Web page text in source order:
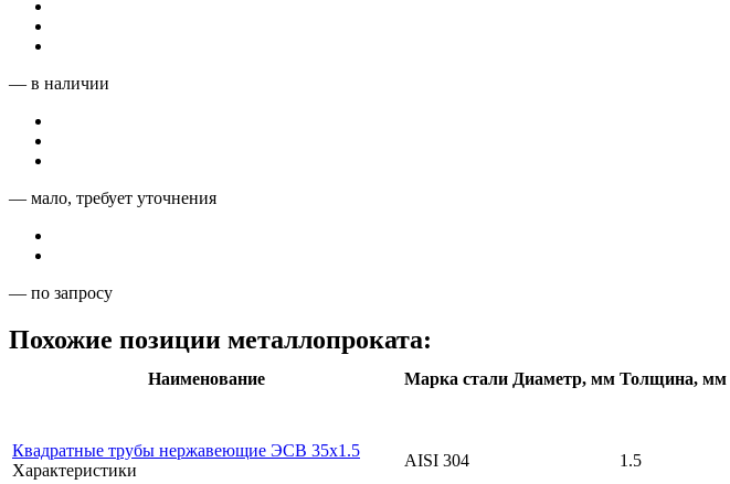
— в наличии
— мало, требует уточнения
— по запросу
Похожие позиции металлопроката:
Наименование Марка стали Диаметр, мм Толщина, мм
Квадратные трубы нержавеющие ЭСВ 35x1.5
Характеристики
AISI 304 1.5